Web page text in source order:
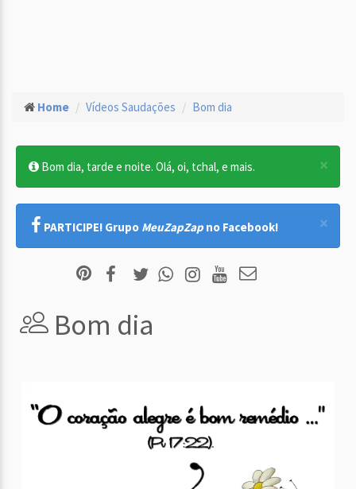
Home Vídeos Saudações Bom dia
×
Bom dia, tarde e noite. Olá, oi, tchal, e mais.
×
PARTICIPE! Grupo MeuZapZap no Facebook!
Bom dia